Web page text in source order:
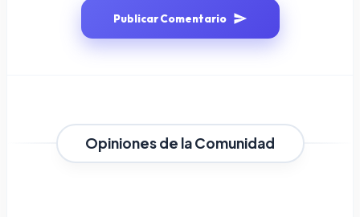
Publicar Comentario
Opiniones de la Comunidad